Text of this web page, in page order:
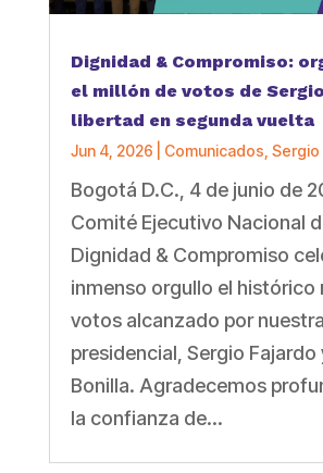
Dignidad & Compromiso:
el millón de votos de
libertad en segunda vuelta
Jun 4, 2026 Comunicados Sergio
Bogotá D.C., 4 de junio de
Comité Ejecutivo Nacional
Dignidad & Compromiso
inmenso orgullo el histórico
votos alcanzado por
presidencial, Sergio Fajardo
Bonilla. Agradecemos
la confianza de...